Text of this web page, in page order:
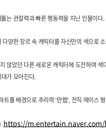
는 관찰력과 빠른 행동력을 지닌 인물이
양한 장르 속 캐릭터를 자신만의 색으로
않았던 다른 새로운 캐릭터에 도전하며
가 모아진다.
를 배경으로 추리력 '만렙', 전직 에이스
https://